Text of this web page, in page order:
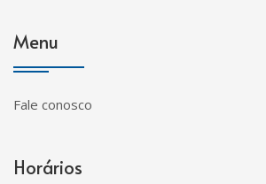
Menu
Fale conosco
Horários